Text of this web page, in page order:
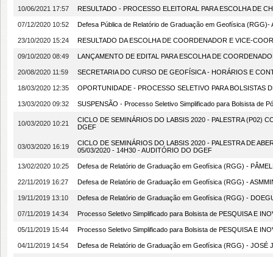
10/06/2021 17:57 RESULTADO - PROCESSO ELEITORAL PARA ESCOLHA DE
07/12/2020 10:52 Defesa Pública de Relatório de Graduação em Geofísica (RGG)-
23/10/2020 15:24 RESULTADO DA ESCOLHA DE COORDENADOR E VICE-
09/10/2020 08:49 LANÇAMENTO DE EDITAL PARA ESCOLHA DE
20/08/2020 11:59 SECRETARIA DO CURSO DE GEOFÍSICA - HORÁRIOS E
18/03/2020 12:35 OPORTUNIDADE - PROCESSO SELETIVO PARA BOLSISTAS
13/03/2020 09:32 SUSPENSÃO - Processo Seletivo Simplificado para Bolsista de
10/03/2020 10:21
CICLO DE SEMINÁRIOS DO LABSIS 2020 - PALESTRA (P02)
DGEF
03/03/2020 16:19
CICLO DE SEMINÁRIOS DO LABSIS 2020 - PALESTRA DE
05/03/2020 - 14H30 - AUDITÓRIO DO DGEF
13/02/2020 10:25 Defesa de Relatório de Graduação em Geofísica (RGG) -
22/11/2019 16:27 Defesa de Relatório de Graduação em Geofísica (RGG) -
19/11/2019 13:10 Defesa de Relatório de Graduação em Geofísica (RGG) -
07/11/2019 14:34 Processo Seletivo Simplificado para Bolsista de PESQUISA E
05/11/2019 15:44 Processo Seletivo Simplificado para Bolsista de PESQUISA E
04/11/2019 14:54 Defesa de Relatório de Graduação em Geofísica (RGG) - JOSÉ